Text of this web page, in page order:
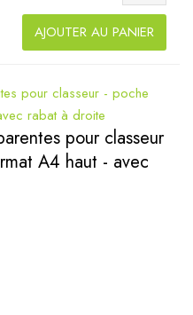
AJOUTER AU PANIER
pour classeur
A4 haut - avec